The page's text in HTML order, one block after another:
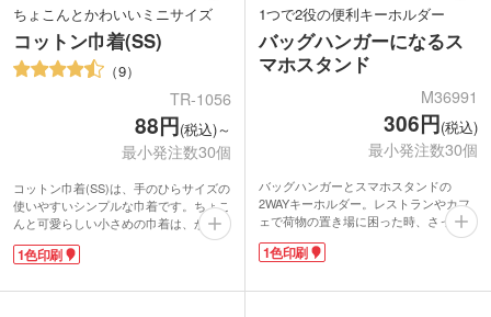
ちょこんとかわいいミニサイズ
コットン巾着(SS)
9
TR-1056
88円(税込)～
最小発注数30個
コットン巾着(SS)は、手のひらサイズの
使いやすいシンプルな巾着です。ちょこ
んと可愛らしい小さめの巾着は、かさば
らないので小物の持ち歩きに最適です。
アクセサリーやコスメ、充電コードなど
ン素材なのでナチュラルな風合いとやさ
1色印刷
1つで2役の便利キーホルダー
バッグハンガーになるス
マホスタンド
M36991
306円(税込)
最小発注数30個
バッグハンガーとスマホスタンドの
2WAYキーホルダー。レストランやカフ
ェで荷物の置き場に困った時、さっとテ
ーブルに掛ければ即席の吊り下げフック
に。床にバッグを置かなくてすむので衛
の上に置けばスマホスタンドにもなる優
1色印刷